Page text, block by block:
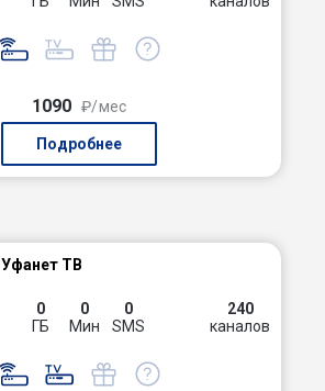
1090 ₽/мес
Подробнее
Уфанет ТВ
0
ГБ
0
Мин
0
SMS
240
каналов